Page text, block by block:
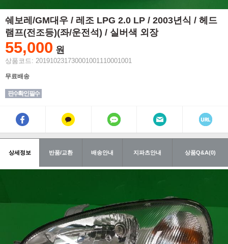
쉐보레/GM대우 / 레조 LPG 2.0 LP / 2003년식 / 헤드
램프(전조등)(좌/운전석) / 실버색 외장
55,000 원
상품코드: 201910231730001001110001001
무료배송
핀수확인 필수
상세정보 반품/교환 배송안내 지파츠안내 상품Q&A(0)